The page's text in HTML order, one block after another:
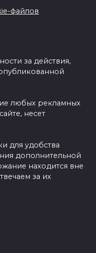
файлов
за действия,
любых рекламных
несет
для удобства
дополнительной
находится вне
за их